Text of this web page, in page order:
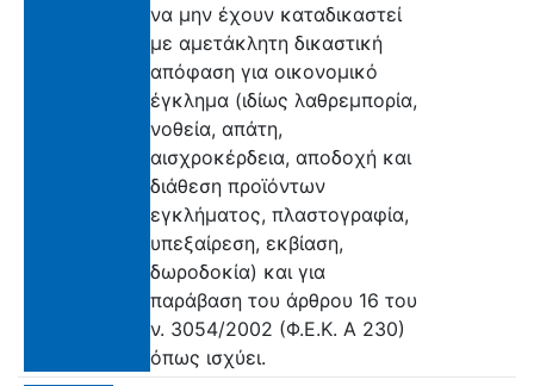
να μην έχουν καταδικαστεί
με αμετάκλητη δικαστική
απόφαση για οικονομικό
έγκλημα (ιδίως λαθρεμπορία,
νοθεία, απάτη,
αισχροκέρδεια, αποδοχή και
διάθεση προϊόντων
εγκλήματος, πλαστογραφία,
υπεξαίρεση, εκβίαση,
δωροδοκία) και για
παράβαση του άρθρου 16 του
ν. 3054/2002 (Φ.Ε.Κ. Α 230)
όπως ισχύει.